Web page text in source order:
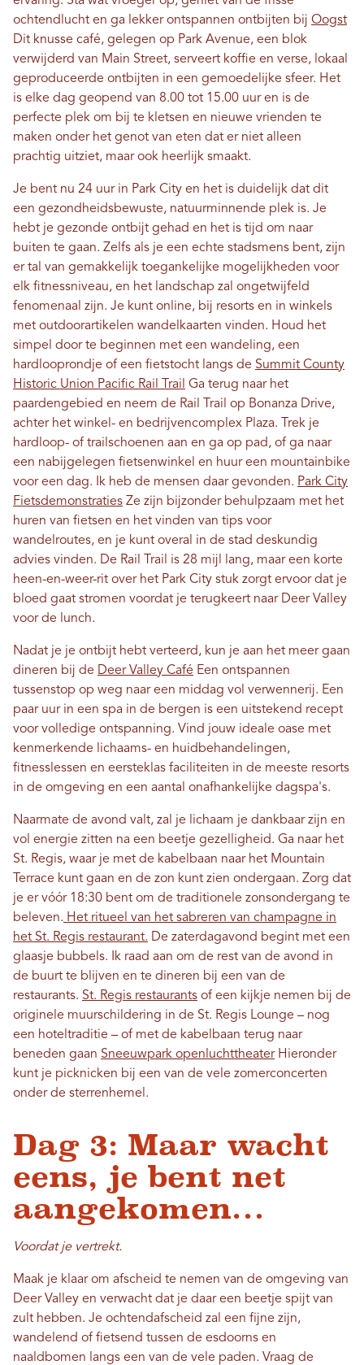
ochtendlucht en ga lekker ontspannen ontbijten bij Oogst
Dit knusse café, gelegen op Park Avenue, een blok
verwijderd van Main Street, serveert koffie en verse, lokaal
geproduceerde ontbijten in een gemoedelijke sfeer. Het
is elke dag geopend van 8.00 tot 15.00 uur en is de
perfecte plek om bij te kletsen en nieuwe vrienden te
maken onder het genot van eten dat er niet alleen
prachtig uitziet, maar ook heerlijk smaakt.
Je bent nu 24 uur in Park City en het is duidelijk dat dit
een gezondheidsbewuste, natuurminnende plek is. Je
hebt je gezonde ontbijt gehad en het is tijd om naar
buiten te gaan. Zelfs als je een echte stadsmens bent, zijn
er tal van gemakkelijk toegankelijke mogelijkheden voor
elk fitnessniveau, en het landschap zal ongetwijfeld
fenomenaal zijn. Je kunt online, bij resorts en in winkels
met outdoorartikelen wandelkaarten vinden. Houd het
simpel door te beginnen met een wandeling, een
hardlooprondje of een fietstocht langs de Summit County
Historic Union Pacific Rail Trail Ga terug naar het
paardengebied en neem de Rail Trail op Bonanza Drive,
achter het winkel- en bedrijvencomplex Plaza. Trek je
hardloop- of trailschoenen aan en ga op pad, of ga naar
een nabijgelegen fietsenwinkel en huur een mountainbike
voor een dag. Ik heb de mensen daar gevonden. Park City
Fietsdemonstraties Ze zijn bijzonder behulpzaam met het
huren van fietsen en het vinden van tips voor
wandelroutes, en je kunt overal in de stad deskundig
advies vinden. De Rail Trail is 28 mijl lang, maar een korte
heen-en-weer-rit over het Park City stuk zorgt ervoor dat je
bloed gaat stromen voordat je terugkeert naar Deer Valley
voor de lunch.
Nadat je je ontbijt hebt verteerd, kun je aan het meer gaan
dineren bij de Deer Valley Café Een ontspannen
tussenstop op weg naar een middag vol verwennerij. Een
paar uur in een spa in de bergen is een uitstekend recept
voor volledige ontspanning. Vind jouw ideale oase met
kenmerkende lichaams- en huidbehandelingen,
fitnesslessen en eersteklas faciliteiten in de meeste resorts
in de omgeving en een aantal onafhankelijke dagspa's.
Naarmate de avond valt, zal je lichaam je dankbaar zijn en
vol energie zitten na een beetje gezelligheid. Ga naar het
St. Regis, waar je met de kabelbaan naar het Mountain
Terrace kunt gaan en de zon kunt zien ondergaan. Zorg dat
je er vóór 18:30 bent om de traditionele zonsondergang te
beleven. Het ritueel van het sabreren van champagne in
het St. Regis restaurant. De zaterdagavond begint met een
glaasje bubbels. Ik raad aan om de rest van de avond in
de buurt te blijven en te dineren bij een van de
restaurants. St. Regis restaurants of een kijkje nemen bij de
originele muurschildering in de St. Regis Lounge – nog
een hoteltraditie – of met de kabelbaan terug naar
beneden gaan Sneeuwpark openluchttheaterHieronder
kunt je picknicken bij een van de vele zomerconcerten
onder de sterrenhemel.
Dag 3: Maar wacht
eens, je bent net
aangekomen…
Voordat je vertrekt.
Maak je klaar om afscheid te nemen van de omgeving van
Deer Valley en verwacht dat je daar een beetje spijt van
zult hebben. Je ochtendafscheid zal een fijne zijn,
wandelend of fietsend tussen de esdoorns en
naaldbomen langs een van de vele paden. Vraag de